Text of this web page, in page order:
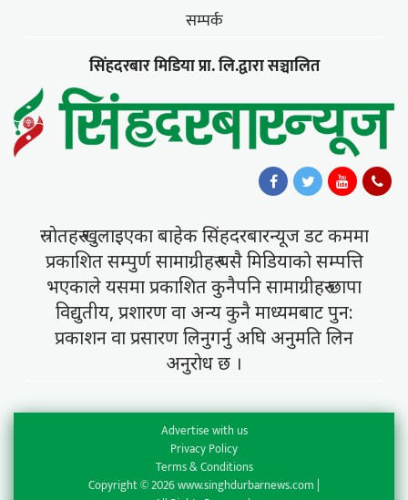
सम्पर्क
सिंहदरबार मिडिया प्रा. लि.द्वारा सञ्चालित
स्राेतहरु खुलाइएका बाहेक सिंहदरबारन्यूज डट कममा
प्रकाशित सम्पुर्ण सामाग्रीहरु यसै मिडियाकाे सम्पत्ति
भएकाले यसमा प्रकाशित कुनैपनि सामाग्रीहरु छापा
विद्युतीय, प्रशारण वा अन्य कुनै माध्यमबाट पुन:
प्रकाशन वा प्रसारण लिनुगर्नु अघि अनुमति लिन
अनुराेध छ ।
Advertise with us
Privacy Policy
Terms & Conditions
Copyright © 2026 www.singhdurbarnews.com |